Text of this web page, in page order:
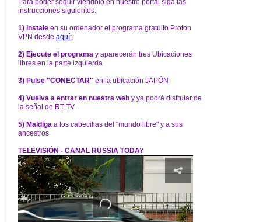
Para poder seguir viéndolo en nuestro portal siga las
instrucciones siguientes:
1) Instale en su ordenador el programa gratuito Proton
VPN desde aquí:
2) Ejecute el programa y aparecerán tres Ubicaciones
libres en la parte izquierda
3) Pulse "CONECTAR" en la ubicación JAPÓN
4) Vuelva a entrar en nuestra web y ya podrá disfrutar de
la señal de RT TV
5) Maldiga a los cabecillas del "mundo libre" y a sus
ancestros
TELEVISIÓN - CANAL RUSSIA TODAY